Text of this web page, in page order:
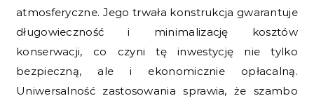
atmosferyczne. Jego trwała konstrukcja gwarantuje
długowieczność i minimalizację kosztów
konserwacji, co czyni tę inwestycję nie tylko
bezpieczną, ale i ekonomicznie opłacalną.
Uniwersalność zastosowania sprawia, że szambo